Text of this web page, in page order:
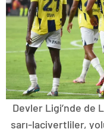
Devler Ligi’nde de
sarı-lacivertliler,